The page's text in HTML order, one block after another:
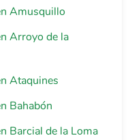
Amusquillo
Arroyo de la
Ataquines
Bahabón
Barcial de la Loma